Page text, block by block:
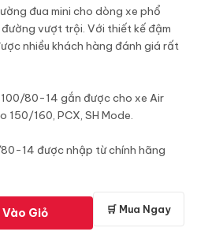
đua mini cho dòng xe phổ
vượt trội. Với thiết kế đậm
nhiều khách hàng đánh giá rất
80-14 gắn được cho xe Air
160, PCX, SH Mode.
14 được nhập từ chính hãng
Giỏ 🛒 Mua Ngay